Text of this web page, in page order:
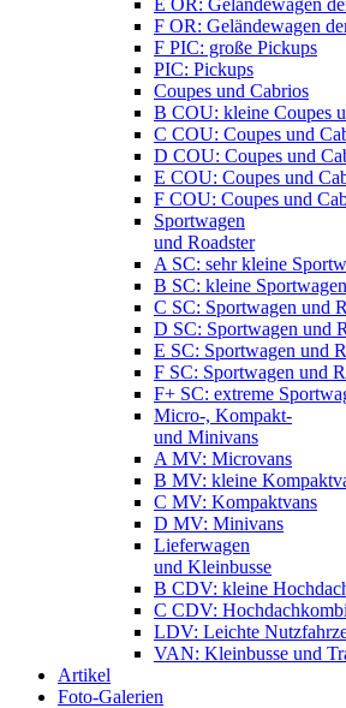
E OR: Geländewagen
F OR: Geländewagen
F PIC: große Pickups
PIC: Pickups
Coupes und Cabrios
B COU: kleine Coupes
C COU: Coupes und
D COU: Coupes und
E COU: Coupes und
F COU: Coupes und
Sportwagen
und Roadster
A SC: sehr kleine
B SC: kleine
C SC: Sportwagen und
D SC: Sportwagen und
E SC: Sportwagen und
F SC: Sportwagen und
F+ SC: extreme
Micro-, Kompakt-
und Minivans
A MV: Microvans
B MV: kleine
C MV: Kompaktvans
D MV: Minivans
Lieferwagen
und Kleinbusse
B CDV: kleine
C CDV:
LDV: Leichte
VAN: Kleinbusse und
Artikel
Foto-Galerien